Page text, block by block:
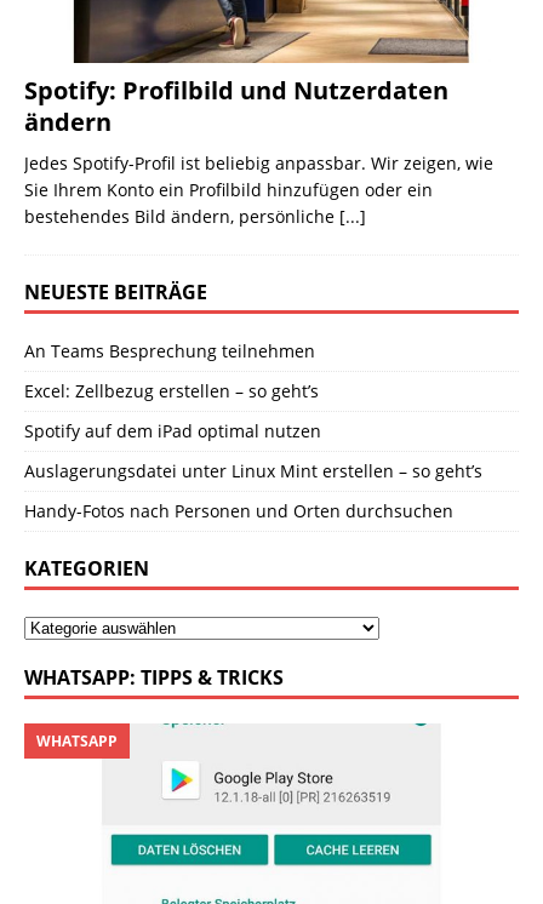
Spotify: Profilbild und Nutzerdaten
ändern
Jedes Spotify-Profil ist beliebig anpassbar. Wir zeigen, wie
Sie Ihrem Konto ein Profilbild hinzufügen oder ein
bestehendes Bild ändern, persönliche [...]
NEUESTE BEITRÄGE
An Teams Besprechung teilnehmen
Excel: Zellbezug erstellen – so geht’s
Spotify auf dem iPad optimal nutzen
Auslagerungsdatei unter Linux Mint erstellen – so geht’s
Handy-Fotos nach Personen und Orten durchsuchen
KATEGORIEN
WHATSAPP: TIPPS & TRICKS
WHATSAPP